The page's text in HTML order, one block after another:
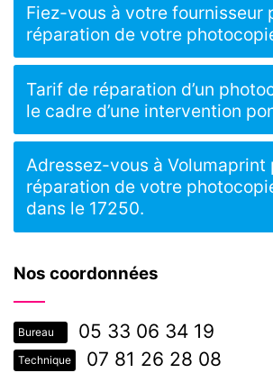
Nos coordonnées
Bureau 05 33 06 34 19
Technique 07 81 26 28 08
Fiez-vous à votre fournisseur
réparation de votre
Tarif de réparation d’un
le cadre d’une intervention
Adressez-vous à Volumaprint
réparation de votre
dans le 17250.